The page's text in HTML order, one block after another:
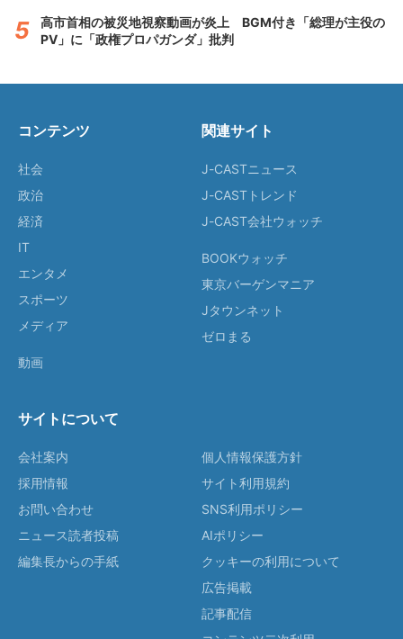
高市首相の被災地視察動画が炎上 BGM付き「総理が主役の
PV」に「政権プロパガンダ」批判
コンテンツ
社会
政治
経済
IT
エンタメ
スポーツ
メディア
動画
関連サイト
J-CASTニュース
J-CASTトレンド
J-CAST会社ウォッチ
BOOKウォッチ
東京バーゲンマニア
Jタウンネット
ゼロまる
サイトについて
会社案内
採用情報
お問い合わせ
ニュース読者投稿
編集長からの手紙
個人情報保護方針
サイト利用規約
SNS利用ポリシー
AIポリシー
クッキーの利用について
広告掲載
記事配信